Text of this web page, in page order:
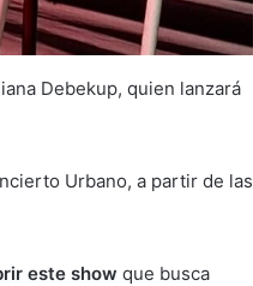
Debekup, quien lanzará
Urbano, a partir de las
este show que busca